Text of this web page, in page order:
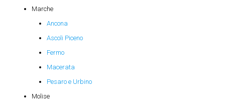
Marche
Ancona
Ascoli Piceno
Fermo
Macerata
Pesaro e Urbino
Molise